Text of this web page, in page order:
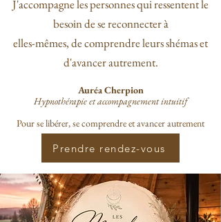
J'accompagne les personnes qui ressentent le
besoin de se reconnecter à
elles-mêmes, de comprendre leurs shémas et
d'avancer autrement.
Auréa Cherpion
Hypnothérapie et accompagnement intuitif
Pour se libérer, se comprendre et avancer autrement
Prendre rendez-vous